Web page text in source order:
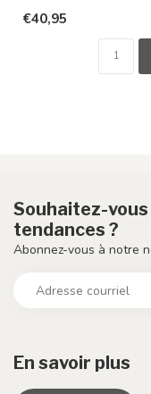
€40,95
En savoir plus
Souhaitez-
tendances ?
Abonnez-vous à notre